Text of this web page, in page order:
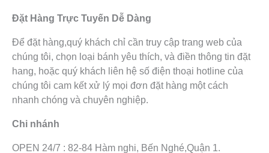
Đặt Hàng Trực Tuyến Dễ Dàng
Để đặt hàng,quý khách chỉ cần truy cập trang web của
chúng tôi, chọn loại bánh yêu thích, và điền thông tin đặt
hang, hoặc quý khách liên hệ số điện thoại hotline của
chúng tôi cam kết xử lý mọi đơn đặt hàng một cách
nhanh chóng và chuyên nghiệp.
Chi nhánh
OPEN 24/7 : 82-84 Hàm nghi, Bến Nghé,Quận 1.